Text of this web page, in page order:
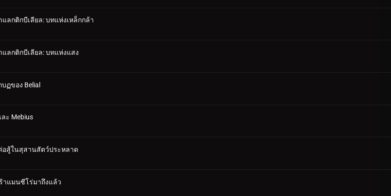
แลกติกบีเลียล: บทแห่งเหล็กกล้า
แลกติกบีเลียล: บทแห่งแสง
ฏของ Belial
ละ Mebius
ต่อสู้ในสุสานสัตว์ประหลาด
ร้าแมนซีโร่มาถึงแล้ว